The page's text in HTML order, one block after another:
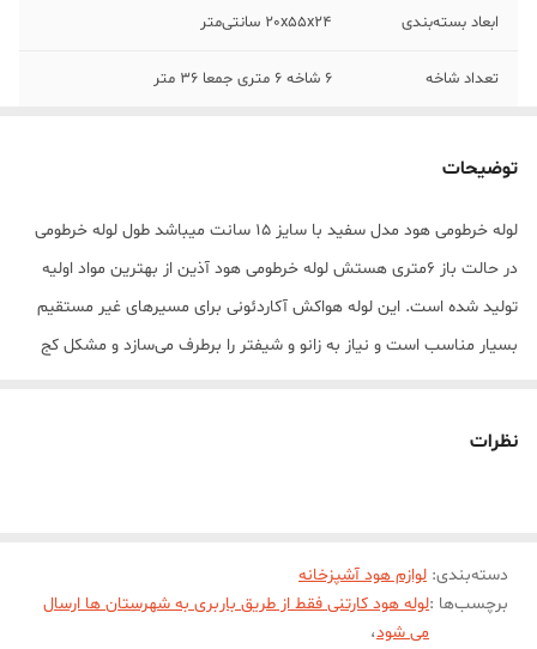
ابعاد بسته‌بندی 20x55x24 سانتی‌متر
تعداد شاخه 6 شاخه 6 متری جمعا 36 متر
توضیحات
لوله خرطومی هود مدل سفید با سایز 15 سانت میباشد طول لوله خرطومی
در حالت باز 6متری هستش لوله خرطومی هود آذین از بهترین مواد اولیه
تولید شده است. این لوله هواکش آکاردئونی برای مسیرهای غیر مستقیم
بسیار مناسب است و نیاز به زانو و شیفتر را برطرف می‌سازد و مشکل کج
نظرات
دسته‌بندی: لوازم هود آشپزخانه
برچسب‌ها :لوله هود کارتنی فقط از طریق باربری به شهرستان ها ارسال
می شود،